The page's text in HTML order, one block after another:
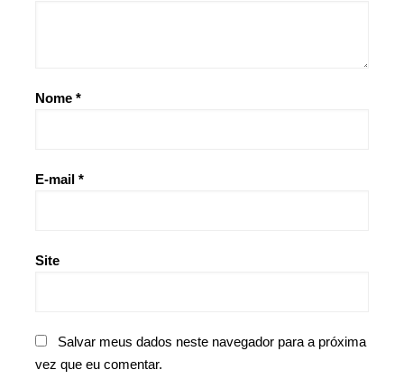
Nome *
E-mail *
Site
Salvar meus dados neste navegador para a próxima
vez que eu comentar.